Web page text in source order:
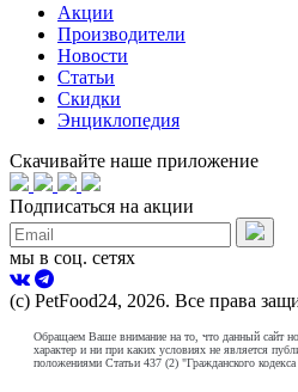
Акции
Производители
Новости
Статьи
Скидки
Энциклопедия
Скачивайте наше приложение
Подписаться на акции
мы в соц. сетях
(с) PetFood24, 2026. Все права
Обращаем Ваше внимание на то, что данный сайт
характер и ни при каких условиях не является
положениями Статьи 437 (2) "Гражданского